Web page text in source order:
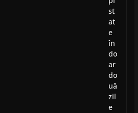
st
at
e
în
do
ar
do
uă
zil
e